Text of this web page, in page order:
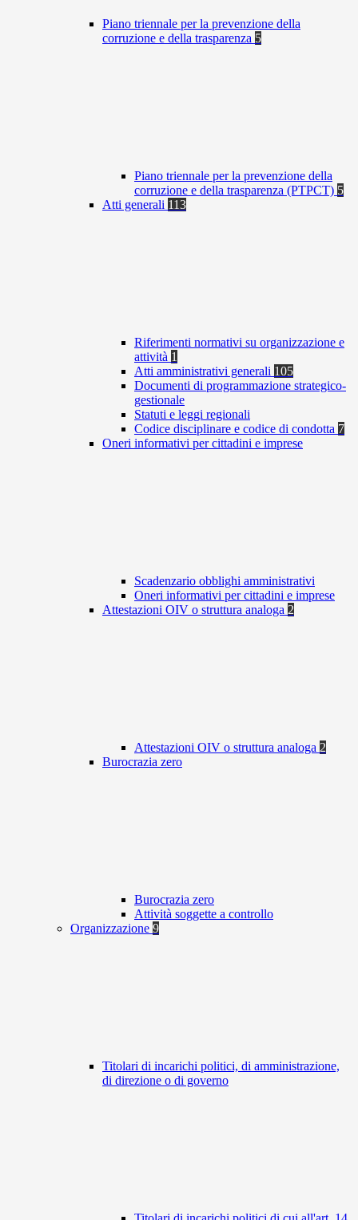
Piano triennale per la prevenzione della
corruzione e della trasparenza 5
Piano triennale per la prevenzione della
corruzione e della trasparenza (PTPCT) 5
Atti generali 113
Riferimenti normativi su organizzazione e
attività 1
Atti amministrativi generali 105
Documenti di programmazione strategico-
gestionale
Statuti e leggi regionali
Codice disciplinare e codice di condotta 7
Oneri informativi per cittadini e imprese
Scadenzario obblighi amministrativi
Oneri informativi per cittadini e imprese
Attestazioni OIV o struttura analoga 2
Attestazioni OIV o struttura analoga 2
Burocrazia zero
Burocrazia zero
Attività soggette a controllo
Organizzazione 9
Titolari di incarichi politici, di amministrazione,
di direzione o di governo